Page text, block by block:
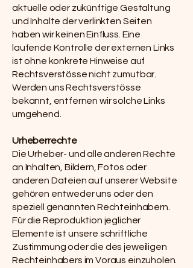
aktuelle oder zukünftige Gestaltung
und Inhalte der verlinkten Seiten
haben wir keinen Einfluss. Eine
laufende Kontrolle der externen Links
ist ohne konkrete Hinweise auf
Rechtsverstösse nicht zumutbar.
Werden uns Rechtsverstösse
bekannt, entfernen wir solche Links
umgehend.
Urheberrechte
Die Urheber- und alle anderen Rechte
an Inhalten, Bildern, Fotos oder
anderen Dateien auf unserer Website
gehören entweder uns oder den
speziell genannten Rechteinhabern.
Für die Reproduktion jeglicher
Elemente ist unsere schriftliche
Zustimmung oder die des jeweiligen
Rechteinhabers im Voraus einzuholen.